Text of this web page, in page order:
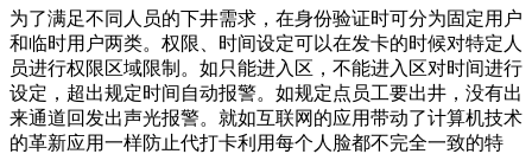
为了满足不同人员的下井需求，在身份验证时可分为固定用户
和临时用户两类。权限、时间设定可以在发卡的时候对特定人
员进行权限区域限制。如只能进入区，不能进入区对时间进行
设定，超出规定时间自动报警。如规定点员工要出井，没有出
来通道回发出声光报警。就如互联网的应用带动了计算机技术
的革新应用一样防止代打卡利用每个人脸都不完全一致的特